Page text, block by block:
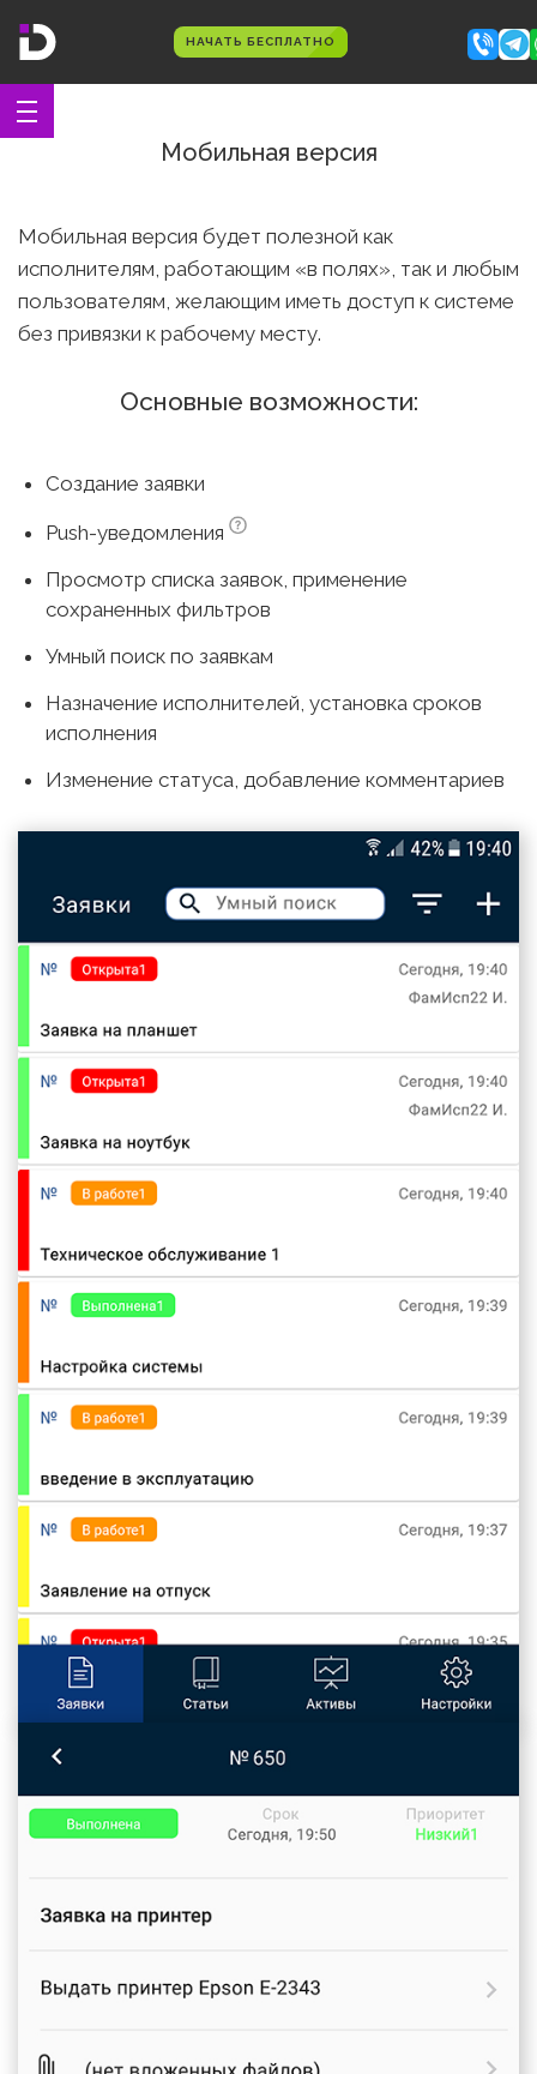
НАЧАТЬ БЕСПЛАТНО
Мобильная версия
Мобильная версия будет полезной как
исполнителям, работающим «в полях», так и любым
пользователям, желающим иметь доступ к системе
без привязки к рабочему месту.
Основные возможности:
Создание заявки
Push-уведомления
Просмотр списка заявок, применение
сохраненных фильтров
Умный поиск по заявкам
Назначение исполнителей, установка сроков
исполнения
Изменение статуса, добавление комментариев